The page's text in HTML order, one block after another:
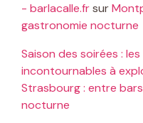
- barlacalle.frsur
gastronomie nocturne
Saison des soirées :
incontournables à
Strasbourg : entre
nocturne